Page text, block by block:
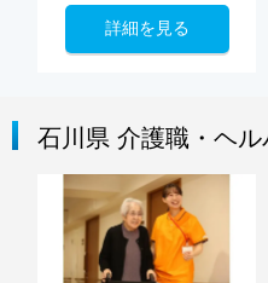
詳細を見る
石川県 介護職・ヘル